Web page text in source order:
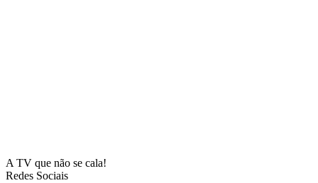
A TV que não se cala!
Redes Sociais